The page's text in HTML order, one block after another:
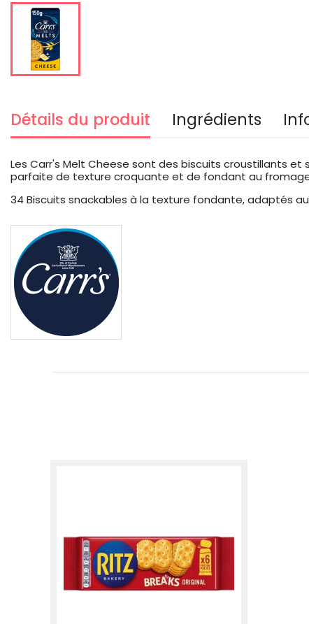
Détails du produit Ingrédients
Les Carr's Melt Cheese sont des biscuits croustillants
parfaite de texture croquante et de fondant au
34 Biscuits snackables à la texture fondante, adaptés